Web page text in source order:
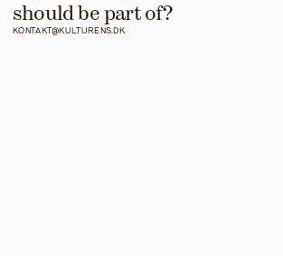
should be part of?
KONTAKT@KULTURENS.DK